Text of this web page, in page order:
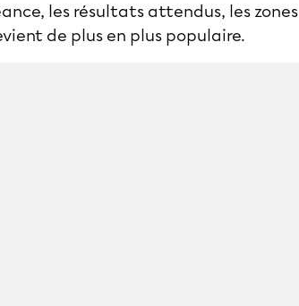
les résultats attendus, les zones
de plus en plus populaire.